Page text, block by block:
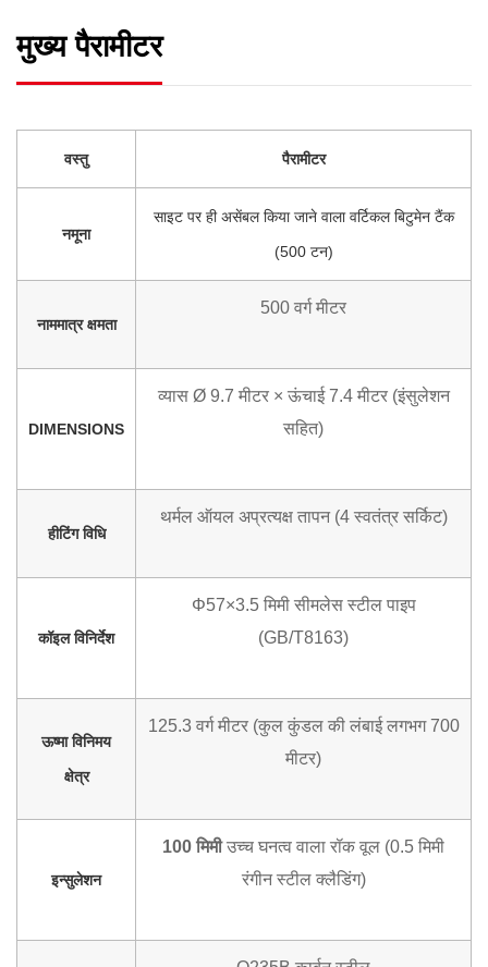
मुख्य पैरामीटर
वस्तु पैरामीटर
नमूना
साइट पर ही असेंबल किया जाने वाला वर्टिकल बिटुमेन टैंक
(500 टन)
नाममात्र क्षमता
500 वर्ग मीटर
DIMENSIONS
व्यास Ø 9.7 मीटर × ऊंचाई 7.4 मीटर (इंसुलेशन
सहित)
हीटिंग विधि
थर्मल ऑयल अप्रत्यक्ष तापन (4 स्वतंत्र सर्किट)
कॉइल विनिर्देश
Φ57×3.5 मिमी सीमलेस स्टील पाइप
(GB/T8163)
ऊष्मा विनिमय
क्षेत्र
125.3 वर्ग मीटर (कुल कुंडल की लंबाई लगभग 700
मीटर)
इन्सुलेशन
100 मिमीउच्च घनत्व वाला रॉक वूल (0.5 मिमी
रंगीन स्टील क्लैडिंग)